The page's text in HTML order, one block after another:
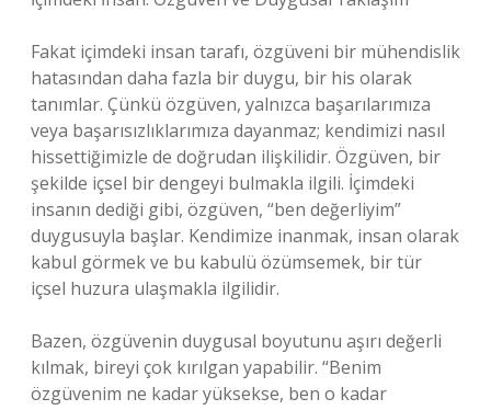
Fakat içimdeki insan tarafı, özgüveni bir mühendislik
hatasından daha fazla bir duygu, bir his olarak
tanımlar. Çünkü özgüven, yalnızca başarılarımıza
veya başarısızlıklarımıza dayanmaz; kendimizi nasıl
hissettiğimizle de doğrudan ilişkilidir. Özgüven, bir
şekilde içsel bir dengeyi bulmakla ilgili. İçimdeki
insanın dediği gibi, özgüven, “ben değerliyim”
duygusuyla başlar. Kendimize inanmak, insan olarak
kabul görmek ve bu kabulü özümsemek, bir tür
içsel huzura ulaşmakla ilgilidir.
Bazen, özgüvenin duygusal boyutunu aşırı değerli
kılmak, bireyi çok kırılgan yapabilir. “Benim
özgüvenim ne kadar yüksekse, ben o kadar